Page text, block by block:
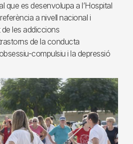
que es desenvolupa a l’Hospital
a nivell nacional i
de les addiccions
de la conducta
compulsiu i la depressió